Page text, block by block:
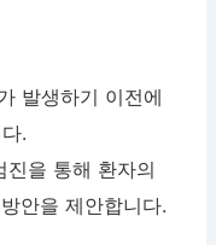
발생하기 이전에
.
진을 통해 환자의
안을 제안합니다.